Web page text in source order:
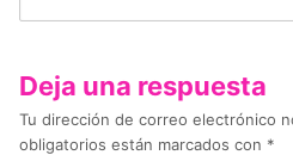
Deja una respuesta
Tu dirección de correo electrónico
obligatorios están marcados con *